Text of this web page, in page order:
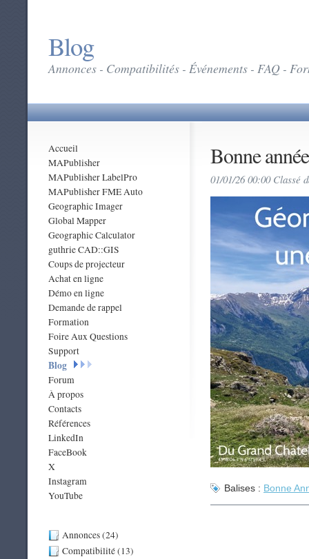
Blog
Annonces - Compatibilités - Événements - FAQ -
Accueil
MAPublisher
MAPublisher LabelPro
MAPublisher FME Auto
Geographic Imager
Global Mapper
Geographic Calculator
guthrie CAD::GIS
Coups de projecteur
Achat en ligne
Démo en ligne
Demande de rappel
Formation
Foire Aux Questions
Support
Blog
Forum
À propos
Contacts
Références
LinkedIn
FaceBook
X
Instagram
YouTube
Annonces (24)
Compatibilité (13)
Bonne
01/01/26 00:00 Classé
Balises : Bonne